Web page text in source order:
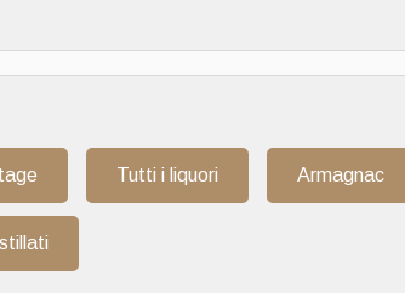
Tutti i liquori Armagnac